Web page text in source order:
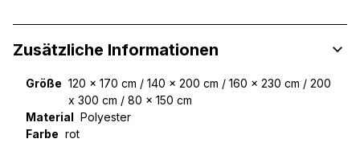
Zusätzliche Informationen
Größe 120 x 170 cm / 140 x 200 cm / 160 x 230 cm / 200
x 300 cm / 80 x 150 cm
Material Polyester
Farbe rot